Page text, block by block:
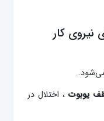
نیروی کار
یوبوت، اختلال در